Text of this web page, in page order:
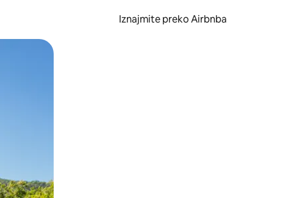
Iznajmite preko Airbnba